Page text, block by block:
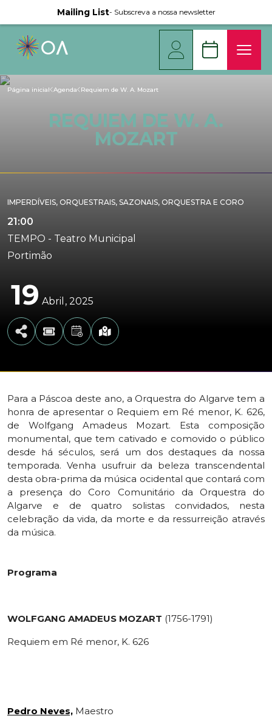
Mailing List- Subscreva a nossa newsletter
Página inicial Agenda Requiem de W. A. Mozart
REQUIEM DE W. A.
MOZART
IMPERDÍVEIS, ORQUESTRAIS, SAZONAIS, ORQUESTRA E CORO
21:00
TEMPO - Teatro Municipal
Portimão
19 Abril 2025
Para a Páscoa deste ano, a Orquestra do Algarve tem a
honra de apresentar o Requiem em Ré menor, K. 626,
de Wolfgang Amadeus Mozart. Esta composição
monumental, que tem cativado e comovido o público
desde há séculos, será um dos destaques da nossa
temporada. Venha usufruir da beleza transcendental
desta obra-prima da música ocidental que contará com
a presença do Coro Comunitário da Orquestra do
Algarve e de quatro solistas convidados, nesta
celebração da vida, da morte e da ressurreição através
da música.
Programa
WOLFGANG AMADEUS MOZART (1756-1791)
Requiem em Ré menor, K. 626
Pedro Neves, Maestro